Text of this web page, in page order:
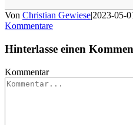
Von Christian Gewiese|2023-05-
Kommentare
Hinterlasse einen
Kommentar